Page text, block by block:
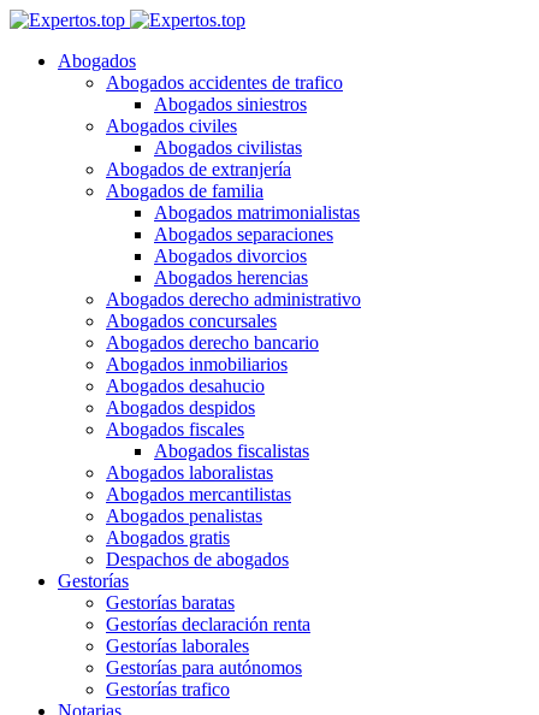
Abogados
Abogados accidentes de trafico
Abogados siniestros
Abogados civiles
Abogados civilistas
Abogados de extranjería
Abogados de familia
Abogados matrimonialistas
Abogados separaciones
Abogados divorcios
Abogados herencias
Abogados derecho administrativo
Abogados concursales
Abogados derecho bancario
Abogados inmobiliarios
Abogados desahucio
Abogados despidos
Abogados fiscales
Abogados fiscalistas
Abogados laboralistas
Abogados mercantilistas
Abogados penalistas
Abogados gratis
Despachos de abogados
Gestorías
Gestorías baratas
Gestorías declaración renta
Gestorías laborales
Gestorías para autónomos
Gestorías trafico
Notarias